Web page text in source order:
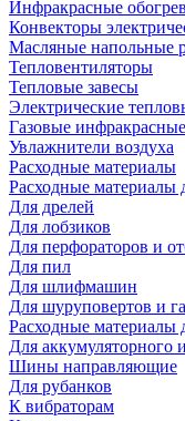
Инфракрасные
Конвекторы
Масляные напольные
Тепловентиляторы
Тепловые завесы
Электрические
Газовые
Увлажнители воздуха
Расходные материалы
Расходные материалы
Для дрелей
Для лобзиков
Для перфораторов и
Для пил
Для шлифмашин
Для шуруповертов и
Расходные материалы
Для аккумуляторного
Шины направляющие
Для рубанков
К вибраторам